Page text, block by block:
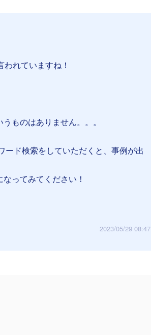
れていますね！
ものはありません。。。
ド検索をしていただくと、事例が出
ってみてください！
2023/05/29 08:47